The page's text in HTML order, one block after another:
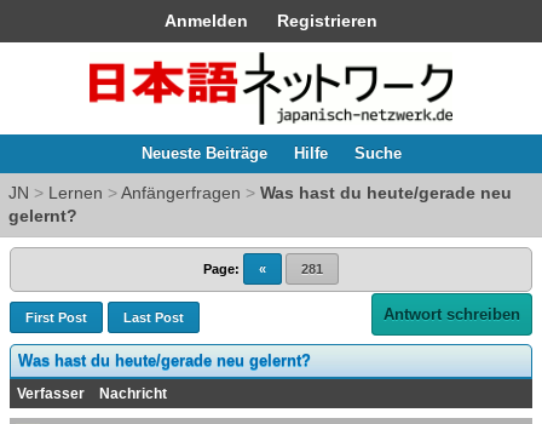
Anmelden Registrieren
Neueste Beiträge Hilfe Suche
JN > Lernen >Anfängerfragen > Was hast du heute/gerade neu
gelernt?
Page: « 281
First Post Last Post Antwort schreiben
Was hast du heute/gerade neu gelernt?
Verfasser Nachricht